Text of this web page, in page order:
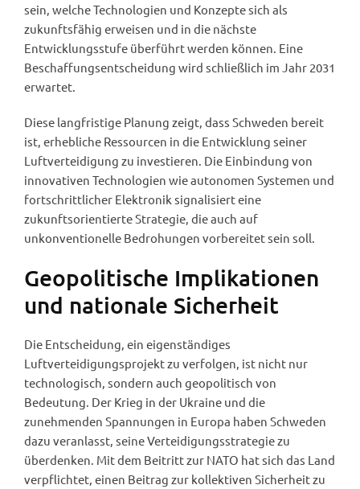
sein, welche Technologien und Konzepte sich als
zukunftsfähig erweisen und in die nächste
Entwicklungsstufe überführt werden können. Eine
Beschaffungsentscheidung wird schließlich im Jahr 2031
erwartet.
Diese langfristige Planung zeigt, dass Schweden bereit
ist, erhebliche Ressourcen in die Entwicklung seiner
Luftverteidigung zu investieren. Die Einbindung von
innovativen Technologien wie autonomen Systemen und
fortschrittlicher Elektronik signalisiert eine
zukunftsorientierte Strategie, die auch auf
unkonventionelle Bedrohungen vorbereitet sein soll.
Geopolitische Implikationen
und nationale Sicherheit
Die Entscheidung, ein eigenständiges
Luftverteidigungsprojekt zu verfolgen, ist nicht nur
technologisch, sondern auch geopolitisch von
Bedeutung. Der Krieg in der Ukraine und die
zunehmenden Spannungen in Europa haben Schweden
dazu veranlasst, seine Verteidigungsstrategie zu
überdenken. Mit dem Beitritt zur NATO hat sich das Land
verpflichtet, einen Beitrag zur kollektiven Sicherheit zu